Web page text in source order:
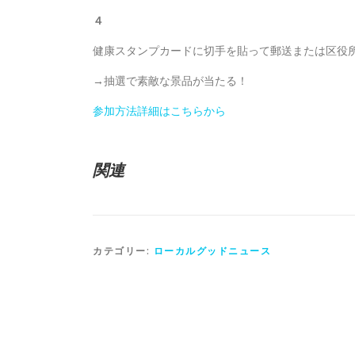
４
健康スタンプカードに切手を貼って郵送または区役
→抽選で素敵な景品が当たる！
参加方法詳細はこちらから
関連
カテゴリー: ローカルグッドニュース